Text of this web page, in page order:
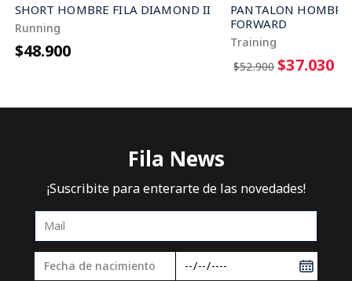
SHORT HOMBRE FILA DIAMOND II
Running
$48.900
PANTALON HOMBRE
FORWARD
Training
$52.900 $37.030
Fila News
¡Suscribite para enterarte de las novedades!